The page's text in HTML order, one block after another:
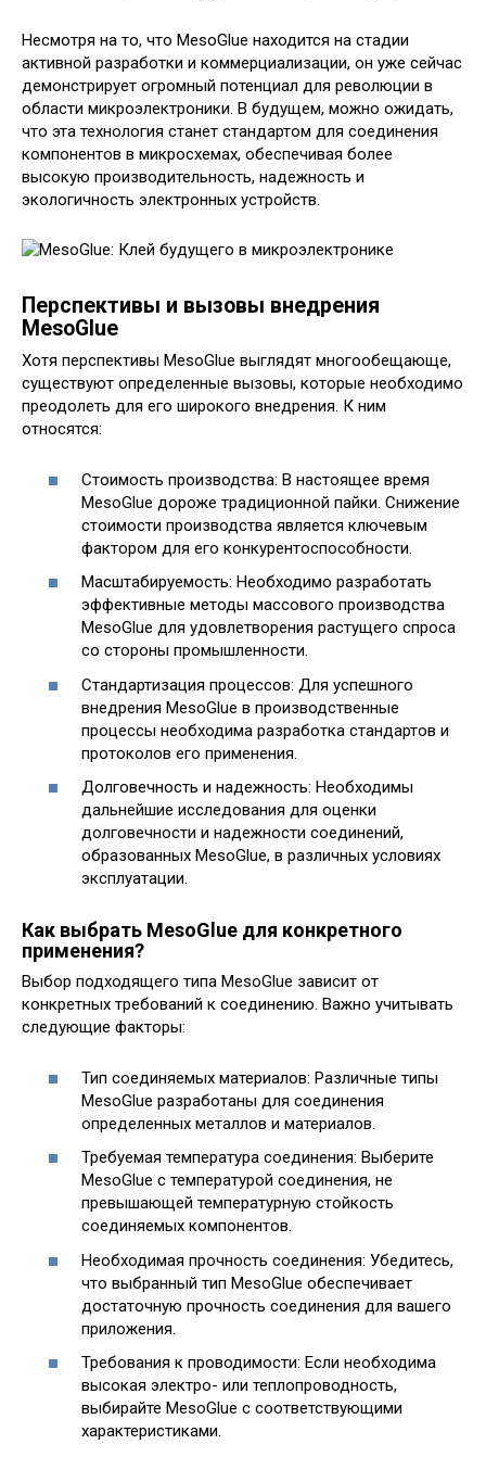
Несмотря на то, что MesoGlue находится на стадии
активной разработки и коммерциализации, он уже сейчас
демонстрирует огромный потенциал для революции в
области микроэлектроники. В будущем, можно ожидать,
что эта технология станет стандартом для соединения
компонентов в микросхемах, обеспечивая более
высокую производительность, надежность и
экологичность электронных устройств.
Перспективы и вызовы внедрения
MesoGlue
Хотя перспективы MesoGlue выглядят многообещающе,
существуют определенные вызовы, которые необходимо
преодолеть для его широкого внедрения. К ним
относятся:
Стоимость производства: В настоящее время
MesoGlue дороже традиционной пайки. Снижение
стоимости производства является ключевым
фактором для его конкурентоспособности.
Масштабируемость: Необходимо разработать
эффективные методы массового производства
MesoGlue для удовлетворения растущего спроса
со стороны промышленности.
Стандартизация процессов: Для успешного
внедрения MesoGlue в производственные
процессы необходима разработка стандартов и
протоколов его применения.
Долговечность и надежность: Необходимы
дальнейшие исследования для оценки
долговечности и надежности соединений,
образованных MesoGlue, в различных условиях
эксплуатации.
Как выбрать MesoGlue для конкретного
применения?
Выбор подходящего типа MesoGlue зависит от
конкретных требований к соединению. Важно учитывать
следующие факторы:
Тип соединяемых материалов: Различные типы
MesoGlue разработаны для соединения
определенных металлов и материалов.
Требуемая температура соединения: Выберите
MesoGlue с температурой соединения, не
превышающей температурную стойкость
соединяемых компонентов.
Необходимая прочность соединения: Убедитесь,
что выбранный тип MesoGlue обеспечивает
достаточную прочность соединения для вашего
приложения.
Требования к проводимости: Если необходима
высокая электро- или теплопроводность,
выбирайте MesoGlue с соответствующими
характеристиками.